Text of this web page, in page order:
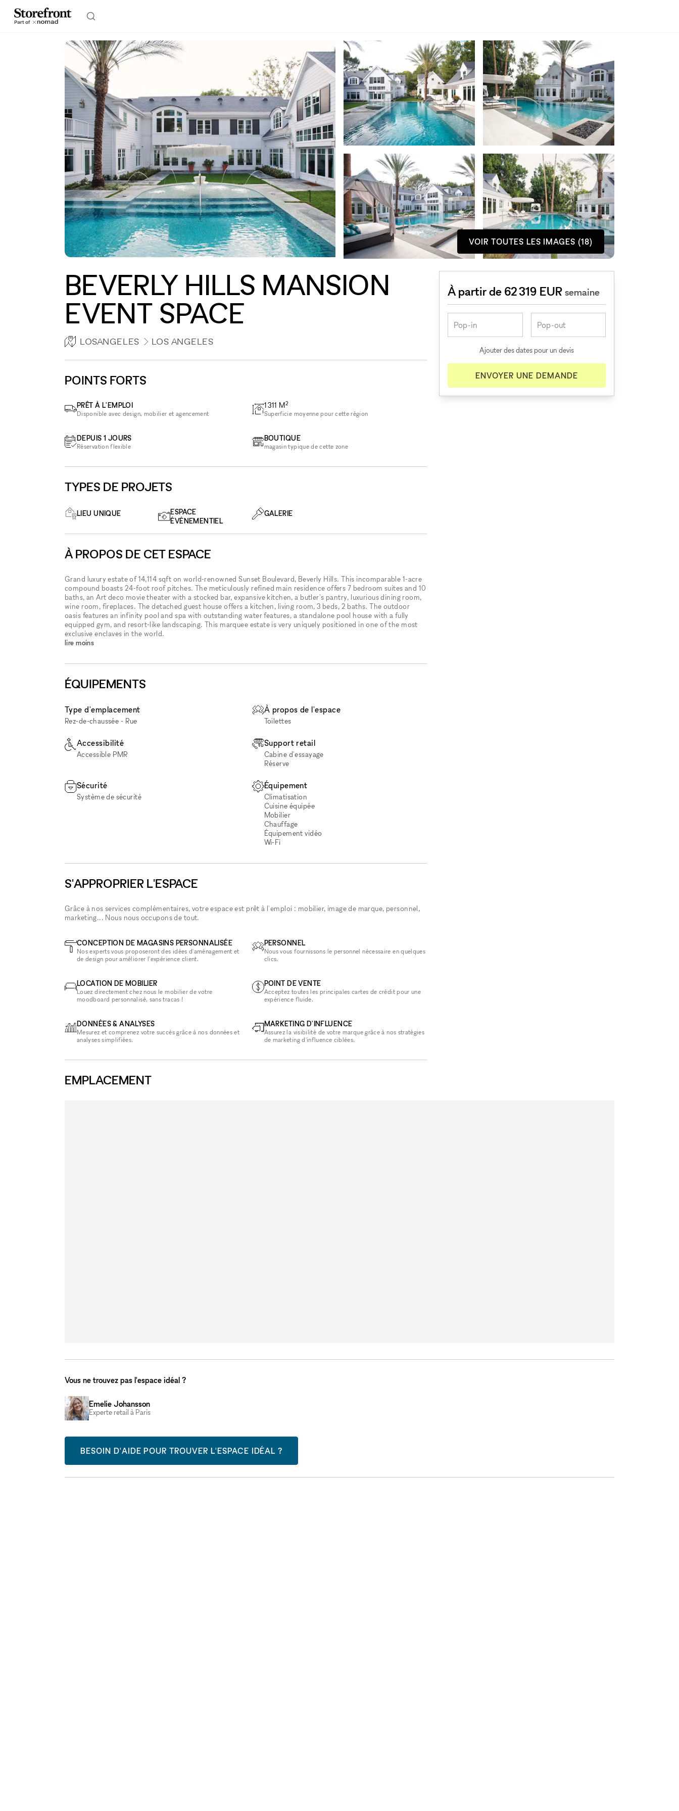
VOIR TOUTES LES IMAGES (18)
BEVERLY HILLS MANSION
EVENT SPACE
LOSANGELES LOS ANGELES
POINTS FORTS
PRÊT À L'EMPLOI
Disponible avec design, mobilier et agencement
DEPUIS 1 JOURS
Réservation flexible
1 311 M2
Superficie moyenne pour cette région
BOUTIQUE
magasin typique de cette zone
TYPES DE PROJETS
LIEU UNIQUE
ESPACE
ÉVÉNEMENTIEL
GALERIE
À PROPOS DE CET ESPACE
Grand luxury estate of 14,114 sqft on world-renowned Sunset Boulevard, Beverly Hills. This incomparable 1-acre
compound boasts 24-foot roof pitches. The meticulously refined main residence offers 7 bedroom suites and 10
baths, an Art deco movie theater with a stocked bar, expansive kitchen, a butler's pantry, luxurious dining room,
wine room, fireplaces. The detached guest house offers a kitchen, living room, 3 beds, 2 baths. The outdoor
oasis features an infinity pool and spa with outstanding water features, a standalone pool house with a fully
equipped gym, and resort-like landscaping. This marquee estate is very uniquely positioned in one of the most
exclusive enclaves in the world.
lire moins
ÉQUIPEMENTS
Type d'emplacement
Rez-de-chaussée - Rue
À propos de l'espace
Toilettes
Accessibilité
Accessible PMR
Support retail
Cabine d'essayage
Réserve
Sécurité
Système de sécurité
Équipement
Climatisation
Cuisine équipée
Mobilier
Chauffage
Équipement vidéo
Wi‑Fi
S'APPROPRIER L'ESPACE
Grâce à nos services complémentaires, votre espace est prêt à l'emploi : mobilier, image de marque, personnel,
marketing... Nous nous occupons de tout.
CONCEPTION DE MAGASINS PERSONNALISÉE
Nos experts vous proposeront des idées d'aménagement et
de design pour améliorer l'expérience client.
LOCATION DE MOBILIER
Louez directement chez nous le mobilier de votre
moodboard personnalisé, sans tracas !
DONNÉES & ANALYSES
Mesurez et comprenez votre succès grâce à nos données et
analyses simplifiées.
PERSONNEL
Nous vous fournissons le personnel nécessaire en quelques
clics.
POINT DE VENTE
Acceptez toutes les principales cartes de crédit pour une
expérience fluide.
MARKETING D'INFLUENCE
Assurez la visibilité de votre marque grâce à nos stratégies
de marketing d'influence ciblées.
À partir de 62 319 EURsemaine
Ajouter des dates pour un devis
ENVOYER UNE DEMANDE
EMPLACEMENT
Vous ne trouvez pas l'espace idéal ?
Emelie Johansson
Experte retail à Paris
BESOIN D'AIDE POUR TROUVER L'ESPACE IDÉAL ?